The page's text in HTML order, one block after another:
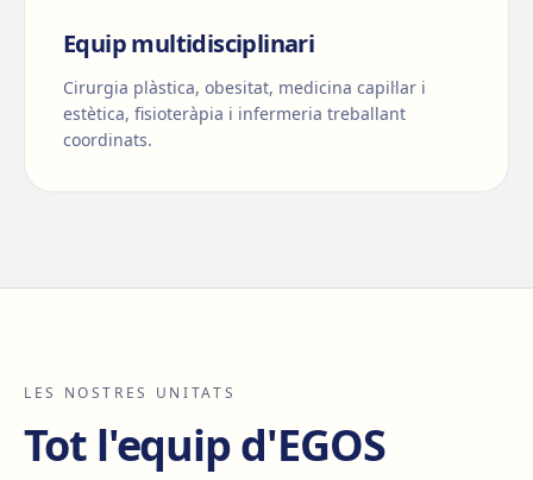
Equip multidisciplinari
Cirurgia plàstica, obesitat, medicina capil·lar i
estètica, fisioteràpia i infermeria treballant
coordinats.
LES NOSTRES UNITATS
Tot l'equip d'EGOS